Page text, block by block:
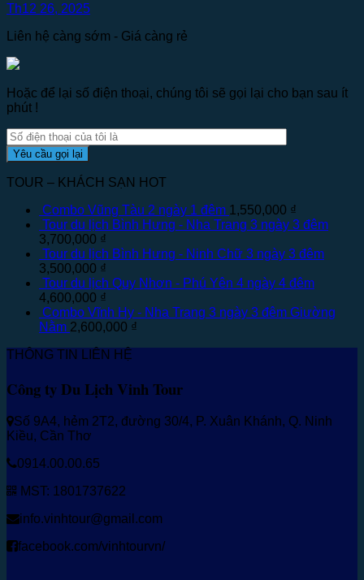
Th12 26, 2025
Liên hệ càng sớm - Giá càng rẻ
Hoặc để lại số điện thoại, chúng tôi sẽ gọi lại cho bạn sau ít
phút !
TOUR – KHÁCH SẠN HOT
Combo Vũng Tàu 2 ngày 1 đêm 1,550,000 ₫
Tour du lịch Bình Hưng - Nha Trang 3 ngày 3 đêm
3,700,000 ₫
Tour du lịch Bình Hưng - Ninh Chữ 3 ngày 3 đêm
3,500,000 ₫
Tour du lịch Quy Nhơn - Phú Yên 4 ngày 4 đêm
4,600,000 ₫
Combo Vĩnh Hy - Nha Trang 3 ngày 3 đêm Giường
Nằm 2,600,000 ₫
THÔNG TIN LIÊN HỆ
Công ty Du Lịch Vinh Tour
Số 9A4, hẻm 2T2, đường 30/4, P. Xuân Khánh, Q. Ninh
Kiều, Cần Thơ
0914.00.00.65
MST: 1801737622
info.vinhtour@gmail.com
facebook.com/vinhtourvn/